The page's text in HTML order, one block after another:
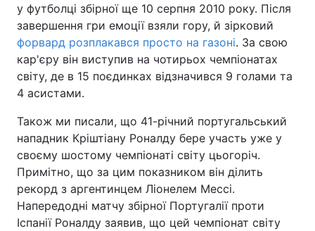
у футболці збірної ще 10 серпня 2010 року. Після
завершення гри емоції взяли гору, й зірковий
форвард розплакався просто на газоні. За свою
кар'єру він виступив на чотирьох чемпіонатах
світу, де в 15 поєдинках відзначився 9 голами та
4 асистами.
Також ми писали, що 41-річний португальський
нападник Кріштіану Роналду бере участь уже у
своєму шостому чемпіонаті світу цьогоріч.
Примітно, що за цим показником він ділить
рекорд з аргентинцем Ліонелем Мессі.
Напередодні матчу збірної Португалії проти
Іспанії Роналду заявив, що цей чемпіонат світу